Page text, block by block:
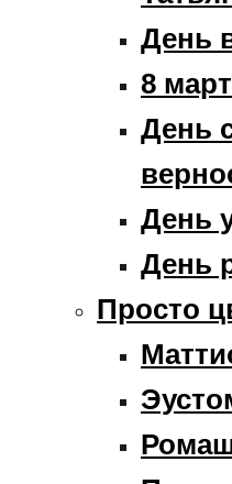
День
8
День
День
День
Просто